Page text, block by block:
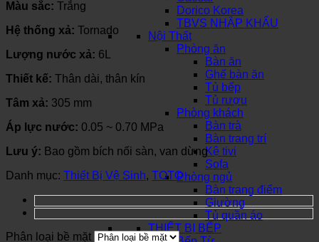
Dorico Korea
TBVS NHẬP KHẨU
Nội Thất
Phòng ăn
Bàn ăn
Ghế bàn ăn
Tủ bếp
Tủ rượu
Phòng khách
Bàn trà
Bàn trang trí
Kệ tivi
Sofa
Phòng ngủ
Bàn trang điểm
Giường
Tủ quần áo
THIẾT BỊ BẾP
Màu sắc: Trắng
Hệ thống xả: Tornado
Lượng nước xả: 6L
Thiết kế: Thân dài, thân kín
Tâm xả: 305 mm
Áp lực nước: 0.05 ~ 0.70 MPa
Lưu ý: Bao gồm bích nối sàn, van dừng
Danh mục: Thiết Bị Vệ Sinh, TOTO
Phân loại bề mặt